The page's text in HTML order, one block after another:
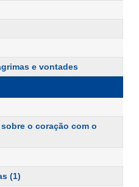
e vontades
o coração com o
(1)